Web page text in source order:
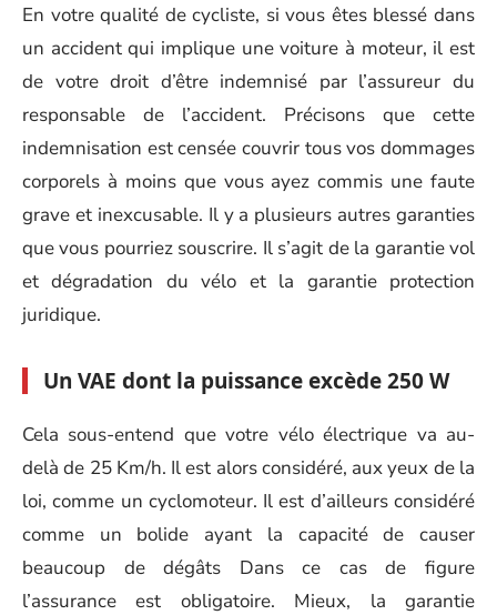
En votre qualité de cycliste, si vous êtes blessé dans
un accident qui implique une voiture à moteur, il est
de votre droit d’être indemnisé par l’assureur du
responsable de l’accident. Précisons que cette
indemnisation est censée couvrir tous vos dommages
corporels à moins que vous ayez commis une faute
grave et inexcusable. Il y a plusieurs autres garanties
que vous pourriez souscrire. Il s’agit de la garantie vol
et dégradation du vélo et la garantie protection
juridique.
Un VAE dont la puissance excède 250 W
Cela sous-entend que votre vélo électrique va au-
delà de 25 Km/h. Il est alors considéré, aux yeux de la
loi, comme un cyclomoteur. Il est d’ailleurs considéré
comme un bolide ayant la capacité de causer
beaucoup de dégâts Dans ce cas de figure
l’assurance est obligatoire. Mieux, la garantie